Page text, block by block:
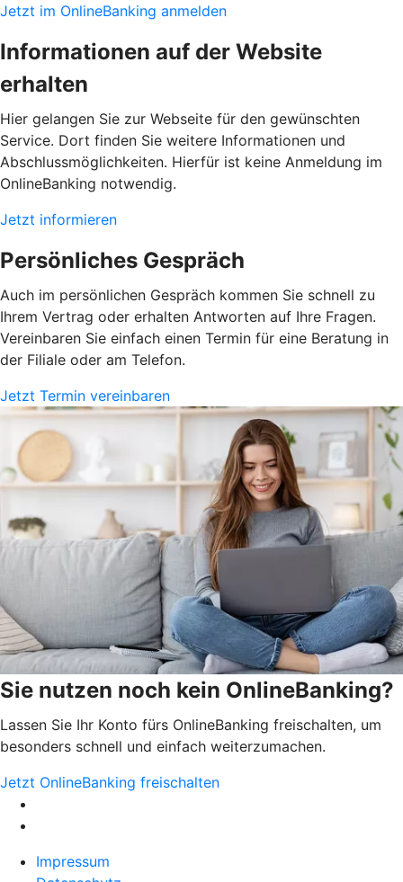
Jetzt im OnlineBanking anmelden
Informationen auf der Website
erhalten
Hier gelangen Sie zur Webseite für den gewünschten
Service. Dort finden Sie weitere Informationen und
Abschlussmöglichkeiten. Hierfür ist keine Anmeldung im
OnlineBanking notwendig.
Jetzt informieren
Persönliches Gespräch
Auch im persönlichen Gespräch kommen Sie schnell zu
Ihrem Vertrag oder erhalten Antworten auf Ihre Fragen.
Vereinbaren Sie einfach einen Termin für eine Beratung in
der Filiale oder am Telefon.
Jetzt Termin vereinbaren
Sie nutzen noch kein OnlineBanking?
Lassen Sie Ihr Konto fürs OnlineBanking freischalten, um
besonders schnell und einfach weiterzumachen.
Jetzt OnlineBanking freischalten
Impressum